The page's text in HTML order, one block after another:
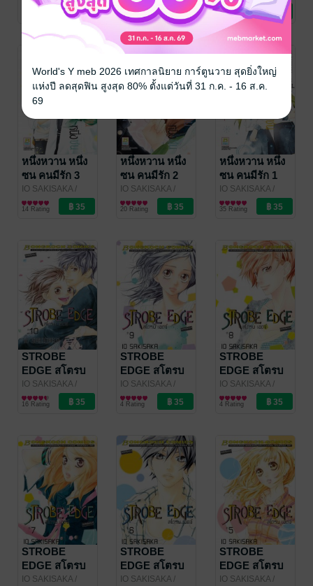
Bongkoch
การ์ตูนผู้หญิง
Bongkoch
Publishing
การ์ตูนผู้หญิง
18 Rating
Bongkoch
Publishing
การ์ตูนผู้หญิง
13 Rating
หนึ่งหวาน หนึ่ง
ซน คนมีรัก 3
IO SAKISAKA/
Bongkoch
Publishing
การ์ตูนผู้หญิง
14 Rating
หนึ่งหวาน หนึ่ง
ซน คนมีรัก 2
IO SAKISAKA/
Bongkoch
Publishing
การ์ตูนผู้หญิง
20 Rating
หนึ่งหวาน หนึ่ง
ซน คนมีรัก 1
IO SAKISAKA/
Bongkoch
Publishing
การ์ตูนผู้หญิง
35 Rating
STROBE
EDGE สโตรบ
เอดจ์ 10 (เล่ม
จบ)
IO SAKISAKA/
Bongkoch
Publishing
การ์ตูนผู้หญิง
16 Rating
STROBE
EDGE สโตรบ
เอดจ์ 9
IO SAKISAKA/
Bongkoch
Publishing
การ์ตูนผู้หญิง
4 Rating
STROBE
EDGE สโตรบ
เอดจ์ 8
IO SAKISAKA/
Bongkoch
Publishing
การ์ตูนผู้หญิง
4 Rating
STROBE
EDGE สโตรบ
เอดจ์ 7
IO SAKISAKA/
STROBE
EDGE สโตรบ
เอดจ์ 6
IO SAKISAKA/
STROBE
EDGE สโตรบ
เอดจ์ 5
IO SAKISAKA/
World's Y meb 2026 เทศกาลนิยาย การ์ตูนวาย สุดยิ่งใหญ่
แห่งปี ลดสุดฟิน สูงสุด 80% ตั้งแต่วันที่ 31 ก.ค. - 16 ส.ค.
69